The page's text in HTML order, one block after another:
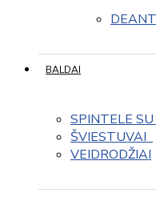
BALDAI
SPINTELE
ŠVIESTUVAI
VEIDRODŽIAI